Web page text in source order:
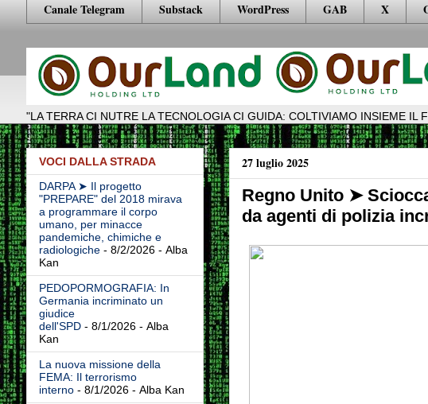
Canale Telegram Substack WordPress GAB X
"LA TERRA CI NUTRE LA TECNOLOGIA CI GUIDA: COLTIVIAMO INSIEME IL
27 luglio 2025
Regno Unito ➤
da agenti di polizia
VOCI DALLA STRADA
DARPA ➤ Il progetto
"PREPARE" del 2018 mirava
a programmare il corpo
umano, per minacce
pandemiche, chimiche e
radiologiche- 8/2/2026- Alba
Kan
PEDOPORMOGRAFIA: In
Germania incriminato un
giudice
dell'SPD- 8/1/2026- Alba
Kan
La nuova missione della
FEMA: Il terrorismo
interno- 8/1/2026- Alba Kan